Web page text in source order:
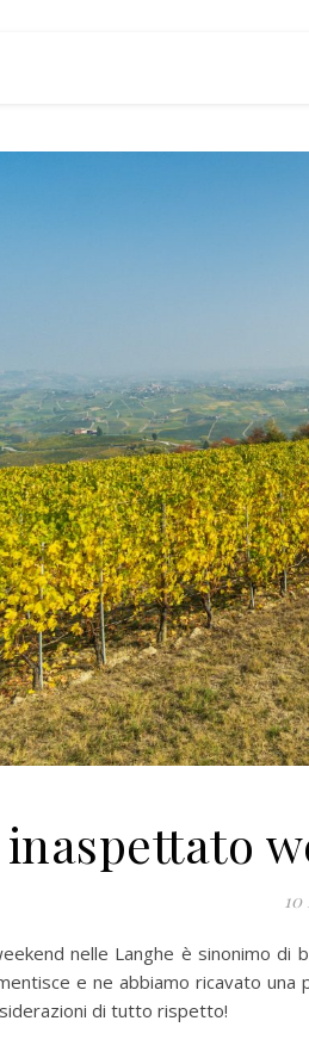
10
nelle Langhe è sinonimo
e ne abbiamo ricavato una
di tutto rispetto!